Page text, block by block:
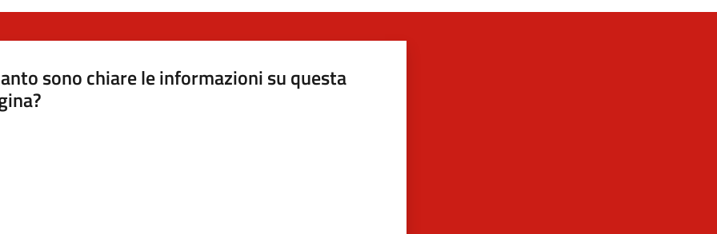
sono chiare le informazioni su questa